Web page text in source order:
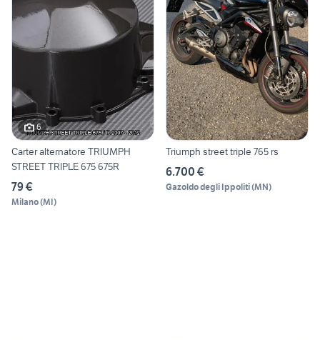
6
Carter alternatore TRIUMPH
STREET TRIPLE 675 675R
79 €
Milano(MI)
Triumph street triple 765 rs
6.700 €
Gazoldo degli Ippoliti(MN)